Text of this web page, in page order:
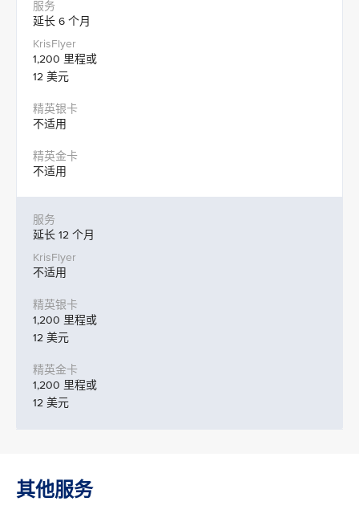
延长 6 个月
1,200 里程或
12 美元
不适用
不适用
延长 12 个月
不适用
1,200 里程或
12 美元
1,200 里程或
12 美元
其他服务